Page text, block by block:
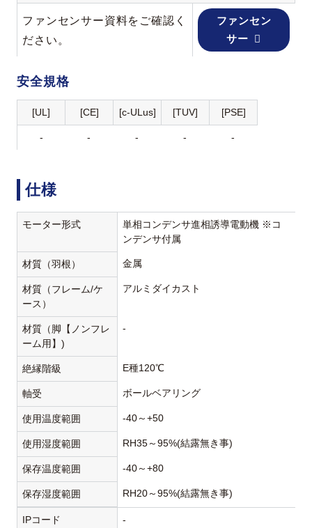
ファンセンサー資料をご確認く
ださい。
ファンセン
サー
安全規格
[UL] [CE] [c-ULus] [TUV] [PSE]
- - - - -
仕様
モーター形式
単相コンデンサ進相誘導電動機 ※コ
ンデンサ付属
材質（羽根） 金属
材質（フレーム/ケ
ース）
アルミダイカスト
材質（脚【ノンフレ
ーム用】)
-
絶縁階級 E種120℃
軸受 ボールベアリング
使用温度範囲 -40～+50
使用湿度範囲 RH35～95%(結露無き事)
保存温度範囲 -40～+80
保存湿度範囲 RH20～95%(結露無き事)
IPコード -